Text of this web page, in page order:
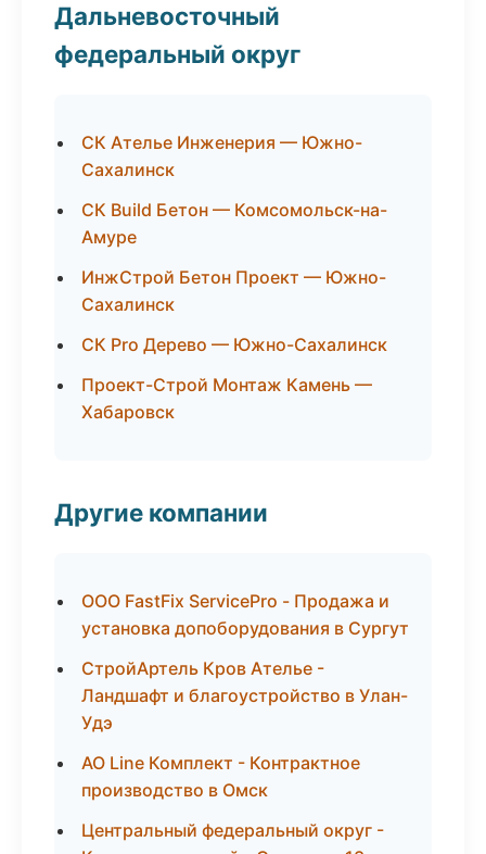
Дальневосточный
федеральный округ
СК Ателье Инженерия — Южно-
Сахалинск
СК Build Бетон — Комсомольск-на-
Амуре
ИнжСтрой Бетон Проект — Южно-
Сахалинск
СК Pro Дерево — Южно-Сахалинск
Проект-Строй Монтаж Камень —
Хабаровск
Другие компании
ООО FastFix ServicePro - Продажа и
установка допоборудования в Сургут
СтройАртель Кров Ателье -
Ландшафт и благоустройство в Улан-
Удэ
АО Line Комплект - Контрактное
производство в Омск
Центральный федеральный округ -